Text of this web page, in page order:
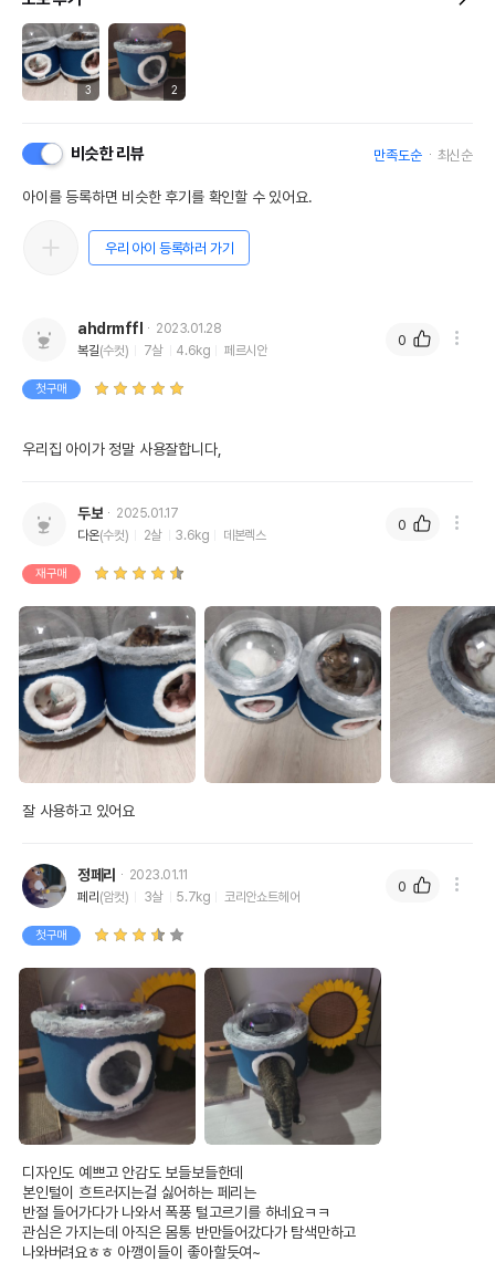
3 2
비슷한 리뷰 만족도순 최신순
아이를 등록하면 비슷한 후기를 확인할 수 있어요.
우리 아이 등록하러 가기
ahdrmffl
2023.01.28
복길(수컷) 7살 4.6kg 페르시안
첫구매
우리집 아이가 정말 사용잘합니다,
0
두보
2025.01.17
다온(수컷) 2살 3.6kg 데본렉스
재구매
잘 사용하고 있어요
0
정페리
2023.01.11
페리 (암컷) 3살 5.7kg 코리안쇼트헤어
첫구매
디자인도 예쁘고 안감도 보들보들한데
본인털이 흐트러지는걸 싫어하는 페리는
반절 들어가다가 나와서 폭풍 털고르기를 하네요ㅋㅋ
관심은 가지는데 아직은 몸통 반만들어갔다가 탐색만하고
나와버려요ㅎㅎ 아깽이들이 좋아할듯여~
0